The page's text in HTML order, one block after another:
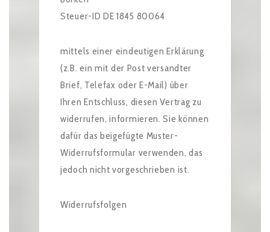
Steuer-ID DE 1845 80064
mittels einer eindeutigen Erklärung
(z.B. ein mit der Post versandter
Brief, Telefax oder E-Mail) über
Ihren Entschluss, diesen Vertrag zu
widerrufen, informieren. Sie können
dafür das beigefügte Muster-
Widerrufsformular verwenden, das
jedoch nicht vorgeschrieben ist.
Widerrufsfolgen